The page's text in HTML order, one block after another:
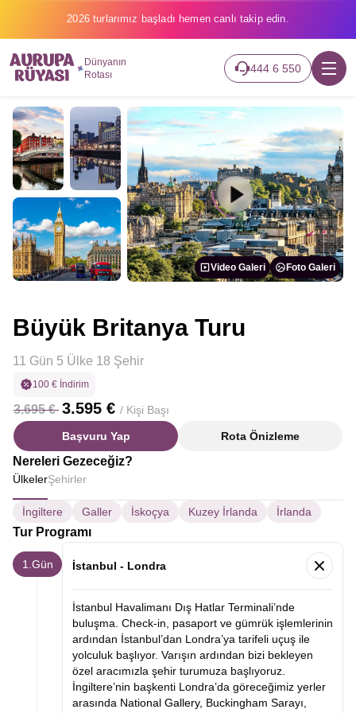
2026 turlarımız başladı hemen canlı takip edin.
Dünyanın
Rotası
444 6 550
Video Galeri Foto Galeri
Büyük Britanya Turu
11 Gün 5 Ülke 18 Şehir
100 € İndirim
3.695 € 3.595 € / Kişi Başı
Başvuru Yap Rota Önizleme
Nereleri Gezeceğiz?
ÜlkelerŞehirler
İngiltere Galler İskoçya Kuzey İrlanda İrlanda
Tur Programı
1.Gün İstanbul - Londra
İstanbul Havalimanı Dış Hatlar Terminali’nde
buluşma. Check-in, pasaport ve gümrük işlemlerinin
ardından İstanbul’dan Londra’ya tarifeli uçuş ile
yolculuk başlıyor. Varışın ardından bizi bekleyen
özel aracımızla şehir turumuza başlıyoruz.
İngiltere’nin başkenti Londra’da göreceğimiz yerler
arasında National Gallery, Buckingham Sarayı,